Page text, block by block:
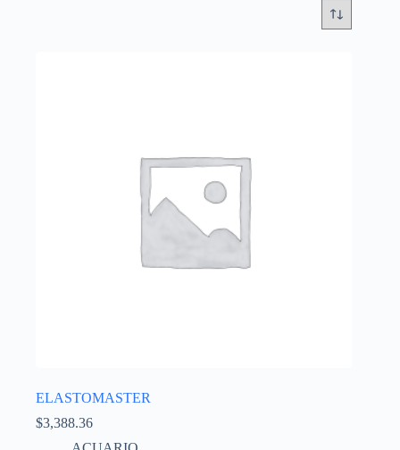
ELASTOMASTER
$3,388.36